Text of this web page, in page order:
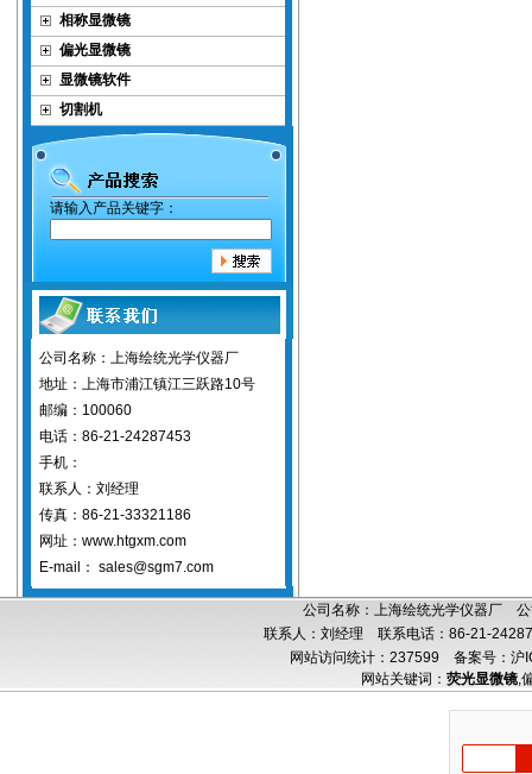
相称显微镜
偏光显微镜
显微镜软件
切割机
请输入产品关键字：
公司名称：上海绘统光学仪器厂
地址：上海市浦江镇江三跃路10号
邮编：100060
电话：86-21-24287453
手机：
联系人：刘经理
传真：86-21-33321186
网址：www.htgxm.com
E-mail： sales@sgm7.com
公司名称：上海绘统光学仪器厂
联系人：刘经理 联系电话：86-21-
网站访问统计：237599 备案号：沪
网站关键词： 荧光显微镜,